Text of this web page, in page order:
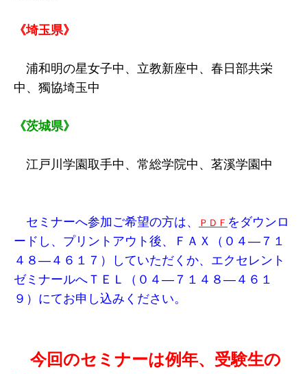
《埼玉県》
浦和明の星女子中、立教新座中、春日部共栄
中、獨協埼玉中
《茨城県》
江戸川学園取手中、常総学院中、茗溪学園中
セミナーへ参加ご希望の方は、 ＰＤＦ をダウンロ
ードし、プリントアウト後、ＦＡＸ（０４―７１
４８―４６１７）していただくか、エクセレント
ゼミナールへＴＥＬ（０４―７１４８―４６１
９）にてお申し込みください。
今回のセミナーは例年、受験生の